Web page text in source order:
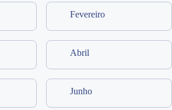
Fevereiro
Abril
Junho